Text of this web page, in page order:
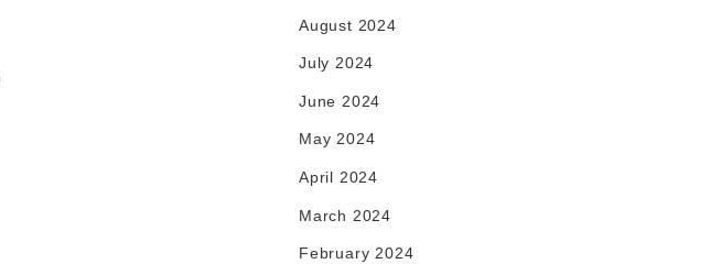
August 2024
July 2024
June 2024
May 2024
April 2024
March 2024
February 2024